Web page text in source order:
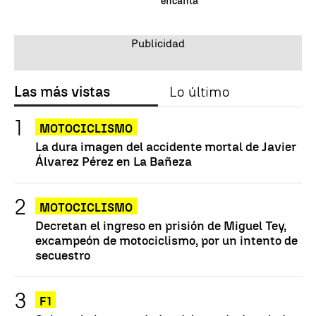
Las más vistas Lo último
MOTOCICLISMO
La dura imagen del accidente mortal de Javier
Álvarez Pérez en La Bañeza
MOTOCICLISMO
Decretan el ingreso en prisión de Miguel Tey,
excampeón de motociclismo, por un intento de
secuestro
F1